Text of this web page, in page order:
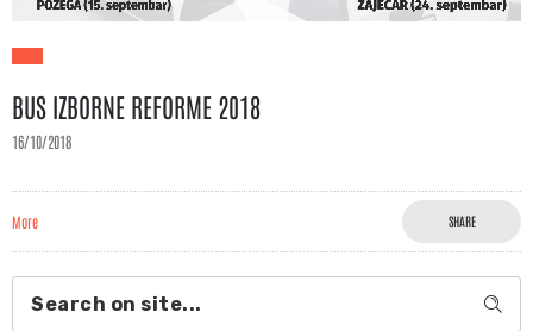
BUS IZBORNE REFORME 2018
16/10/2018
More SHARE